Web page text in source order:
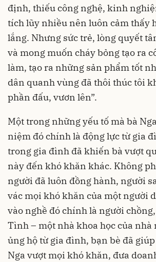
định, thiếu công nghệ, kinh
tích lũy nhiều nên luôn cảm thấy
lắng. Nhưng sức trẻ, lòng quyết
và mong muốn cháy bỏng tạo ra
làm, tạo ra những sản phẩm tốt
dân quanh vùng đã thôi thúc tôi
phần đấu, vươn lên”.
Một trong những yếu tố mà bà
niệm đó chính là động lực từ gia
trong gia đình đã khiến bà vượt
này đến khó khăn khác. Không
người đã luôn đồng hành, người
vác mọi khó khăn của một người
vào nghề đó chính là người
Tình – một nhà khoa học của nhà
ủng hộ từ gia đình, bạn bè đã
Nga vượt mọi khó khăn, đưa